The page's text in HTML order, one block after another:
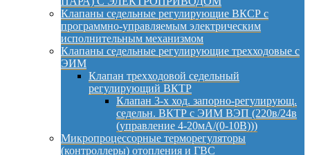
Клапаны седельные регулирующие ВКСР с
программно-управляемым электрическим
исполнительным механизмом
Клапаны седельные регулирующие трехходовые с
ЭИМ
Клапан трехходовой седельный
регулирующий ВКТР
Клапан 3-х ход. запорно-регулирующ.
седельн. ВКТР с ЭИМ ВЭП (220в/24в
(управление 4-20мА/(0-10В)))
Микропроцессорные терморегуляторы
(контроллеры) отопления и ГВС